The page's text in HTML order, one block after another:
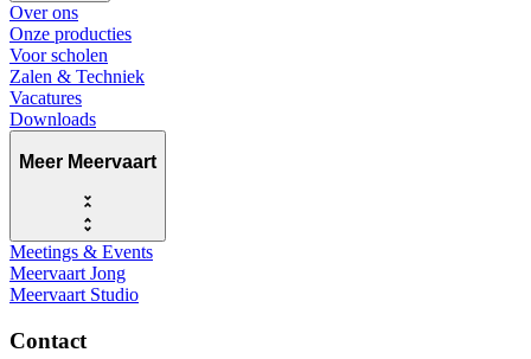
Over ons
Onze producties
Voor scholen
Zalen & Techniek
Vacatures
Downloads
Meer Meervaart
Meetings & Events
Meervaart Jong
Meervaart Studio
Contact